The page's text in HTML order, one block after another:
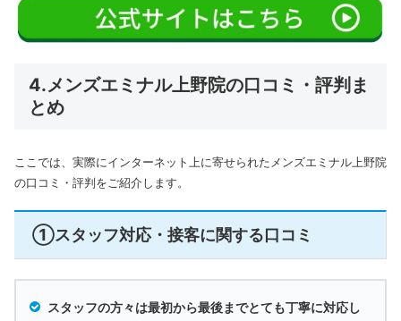
4.メンズエミナル上野院の口コミ・評判ま
とめ
ここでは、実際にインターネット上に寄せられたメンズエミナル上野院
の口コミ・評判をご紹介します。
①スタッフ対応・接客に関する口コミ
スタッフの方々は最初から最後までとても丁寧に対応し